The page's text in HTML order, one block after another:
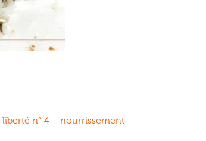
liberté n° 4 – nourrissement